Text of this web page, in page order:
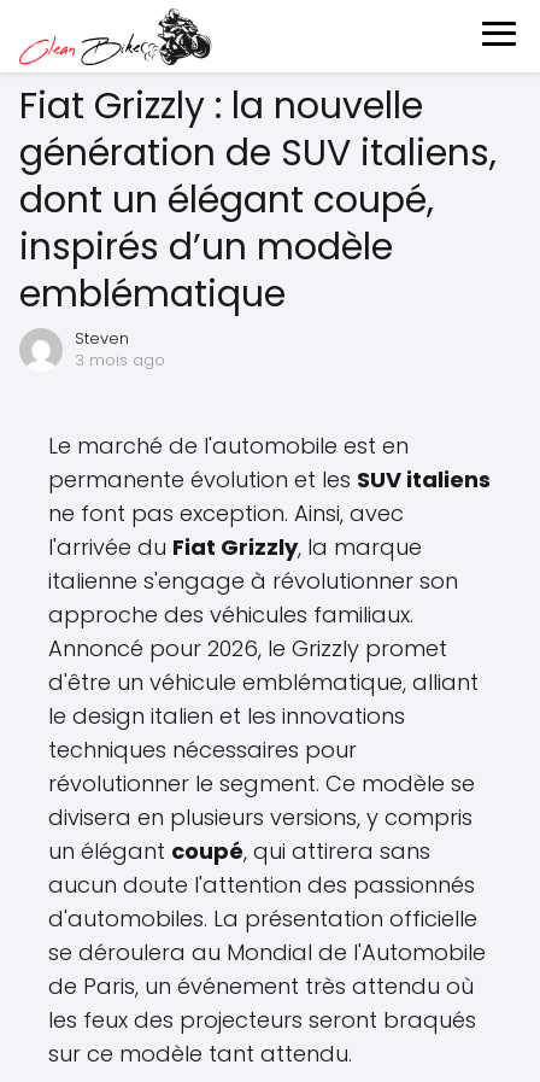
Fiat Grizzly : la nouvelle
génération de SUV italiens,
dont un élégant coupé,
inspirés d’un modèle
emblématique
Steven
3 mois ago
Le marché de l'automobile est en
permanente évolution et les SUV italiens
ne font pas exception. Ainsi, avec
l'arrivée du Fiat Grizzly, la marque
italienne s'engage à révolutionner son
approche des véhicules familiaux.
Annoncé pour 2026, le Grizzly promet
d'être un véhicule emblématique, alliant
le design italien et les innovations
techniques nécessaires pour
révolutionner le segment. Ce modèle se
divisera en plusieurs versions, y compris
un élégant coupé, qui attirera sans
aucun doute l'attention des passionnés
d'automobiles. La présentation officielle
se déroulera au Mondial de l'Automobile
de Paris, un événement très attendu où
les feux des projecteurs seront braqués
sur ce modèle tant attendu.